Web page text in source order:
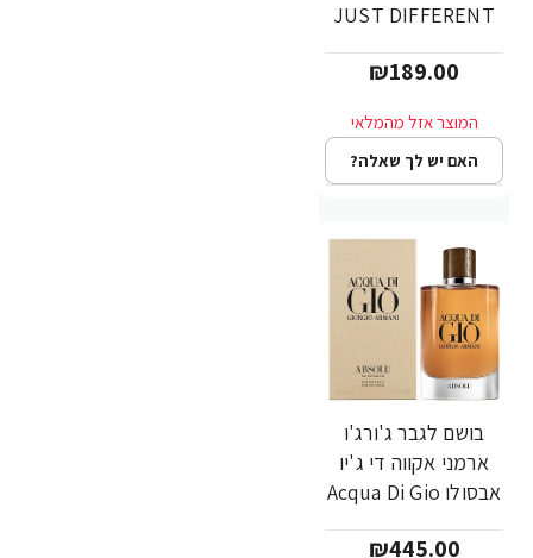
JUST DIFFERENT
מבית Hugo Boss₪189.00
האם יש לך שאלה?
בושם לגבר ג'ורג'ו
ארמני אקווה די ג'יו
אבסולו Acqua Di Gio
מ"ל - מבית Giorgio₪445.00